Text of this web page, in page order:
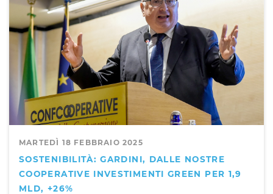
MARTEDÌ 18 FEBBRAIO 2025
SOSTENIBILITÀ: GARDINI, DALLE NOSTRE
COOPERATIVE INVESTIMENTI GREEN PER 1,9
MLD, +26%